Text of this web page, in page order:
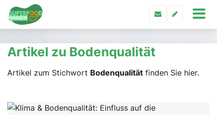
Artikel zu Bodenqualität
Artikel zum Stichwort Bodenqualität finden Sie hier.